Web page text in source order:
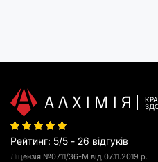
ЗД
Рейтинг: 5/5 - 26 відгуків
Ліцензія №0711/36-М від 07.11.2019 р.